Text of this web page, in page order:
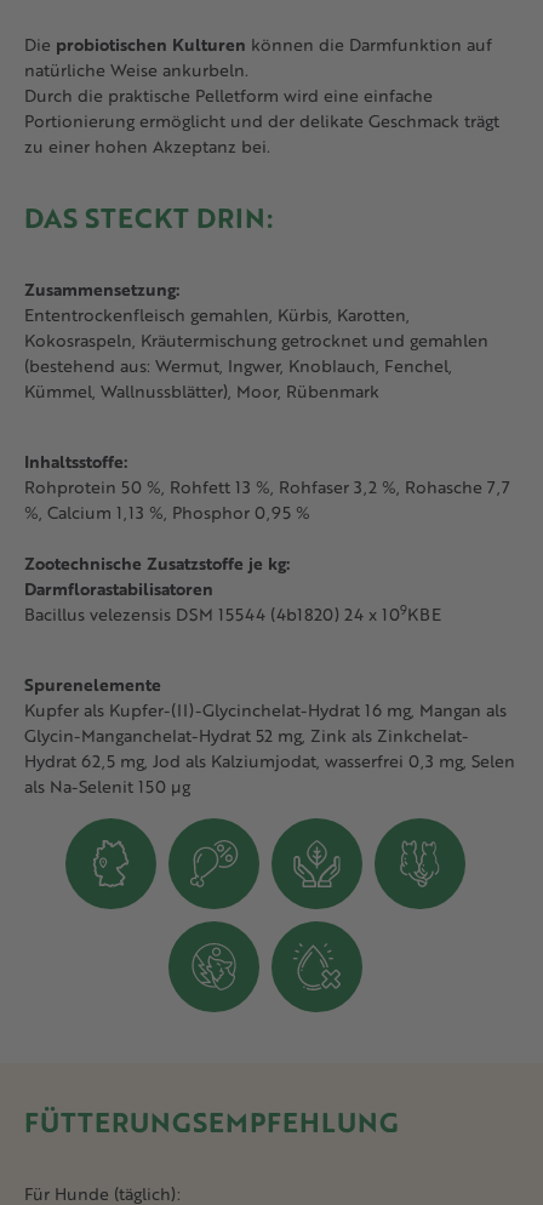
Die probiotischen Kulturen können die Darmfunktion auf
natürliche Weise ankurbeln.
Durch die praktische Pelletform wird eine einfache
Portionierung ermöglicht und der delikate Geschmack trägt
zu einer hohen Akzeptanz bei.
DAS STECKT DRIN:
Zusammensetzung:
Ententrockenfleisch gemahlen, Kürbis, Karotten,
Kokosraspeln, Kräutermischung getrocknet und gemahlen
(bestehend aus: Wermut, Ingwer, Knoblauch, Fenchel,
Kümmel, Wallnussblätter), Moor, Rübenmark
Inhaltsstoffe:
Rohprotein 50 %, Rohfett 13 %, Rohfaser 3,2 %, Rohasche 7,7
%, Calcium 1,13 %, Phosphor 0,95 %
Zootechnische Zusatzstoffe je kg:
Darmflorastabilisatoren
Bacillus velezensis DSM 15544 (4b1820) 24 x 109KBE
Spurenelemente
Kupfer als Kupfer-(II)-Glycinchelat-Hydrat 16 mg, Mangan als
Glycin-Manganchelat-Hydrat 52 mg, Zink als Zinkchelat-
Hydrat 62,5 mg, Jod als Kalziumjodat, wasserfrei 0,3 mg, Selen
als Na-Selenit 150 µg
FÜTTERUNGSEMPFEHLUNG
Für Hunde (täglich):